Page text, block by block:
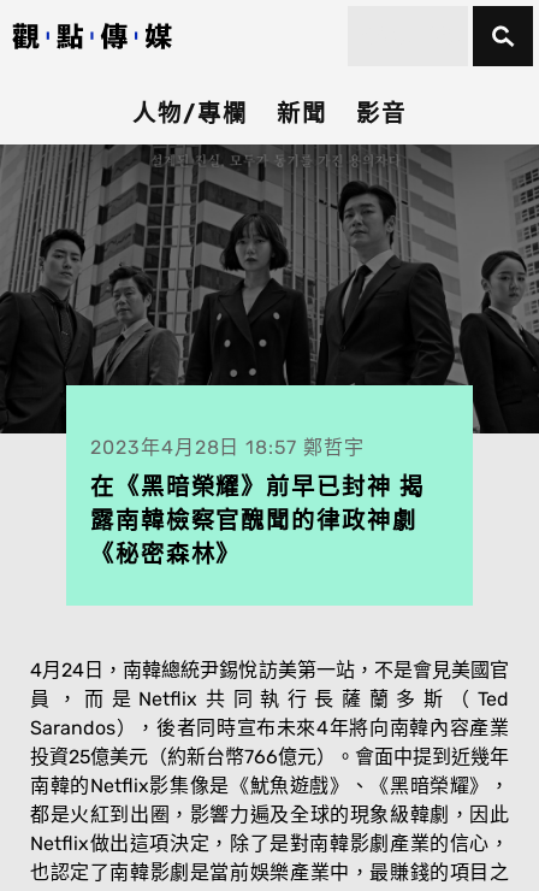
人物/專欄 新聞 影音
2023年4月28日 18:57 鄭哲宇
在《黑暗榮耀》前早已封神 揭
露南韓檢察官醜聞的律政神劇
《秘密森林》
4月24日，南韓總統尹錫悅訪美第一站，不是會見美國官
員，而是Netflix共同執行長薩蘭多斯（Ted
Sarandos），後者同時宣布未來4年將向南韓內容產業
投資25億美元（約新台幣766億元）。會面中提到近幾年
南韓的Netflix影集像是《魷魚遊戲》、《黑暗榮耀》，
都是火紅到出圈，影響力遍及全球的現象級韓劇，因此
Netflix做出這項決定，除了是對南韓影劇產業的信心，
也認定了南韓影劇是當前娛樂產業中，最賺錢的項目之